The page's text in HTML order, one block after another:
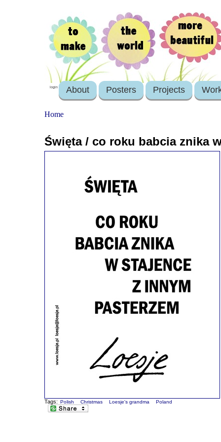
login About Posters Projects
Home
Święta / co roku babcia znika
Tags: Polish Christmas Loesje's grandma Poland